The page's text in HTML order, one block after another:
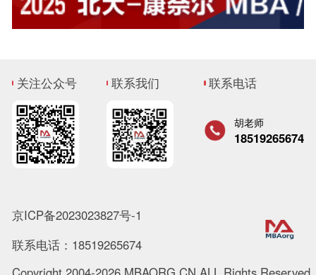
关注公众号 联系我们 联系电话
胡老师
18519265674
京ICP备2023023827号-1
联系电话：18519265674